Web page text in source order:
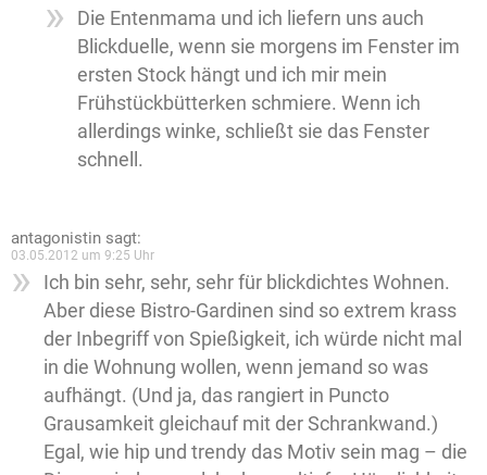
Die Entenmama und ich liefern uns auch
Blickduelle, wenn sie morgens im Fenster im
ersten Stock hängt und ich mir mein
Frühstückbütterken schmiere. Wenn ich
allerdings winke, schließt sie das Fenster
schnell.
antagonistin sagt:
03.05.2012 um 9:25 Uhr
Ich bin sehr, sehr, sehr für blickdichtes Wohnen.
Aber diese Bistro-Gardinen sind so extrem krass
der Inbegriff von Spießigkeit, ich würde nicht mal
in die Wohnung wollen, wenn jemand so was
aufhängt. (Und ja, das rangiert in Puncto
Grausamkeit gleichauf mit der Schrankwand.)
Egal, wie hip und trendy das Motiv sein mag – die